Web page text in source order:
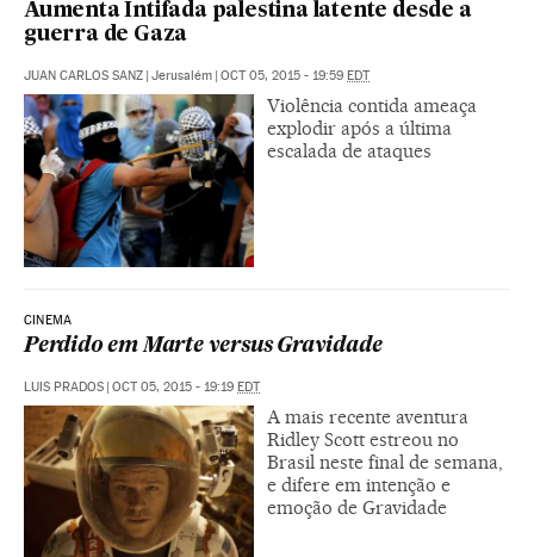
Aumenta Intifada palestina latente desde a
guerra de Gaza
JUAN CARLOS SANZ | Jerusalém | OCT 05, 2015 - 19:59 EDT
Violência contida ameaça
explodir após a última
escalada de ataques
CINEMA
Perdido em Marte versus Gravidade
LUIS PRADOS | OCT 05, 2015 - 19:19 EDT
A mais recente aventura
Ridley Scott estreou no
Brasil neste final de semana,
e difere em intenção e
emoção de Gravidade